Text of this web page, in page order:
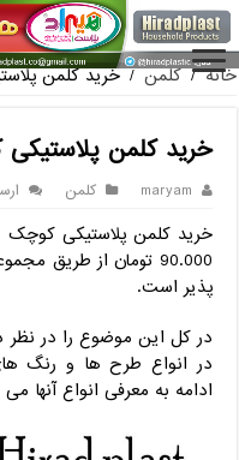
فروش گلدان پلاستیکی گلخانه
خانه / کلمن / خرید کلمن پلاستیکی
خرید کلمن پلاستیکی کوچک |
maryam کلمن
90.000 تومان از طریق
پذیر است.
در کل این موضوع را در نظر
در انواع طرح ها و رنگ
ادامه به معرفی انواع آنها می